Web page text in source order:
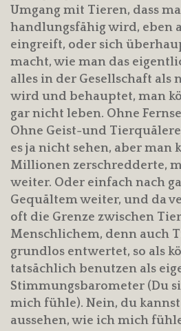
Umgang mit Tieren, dass
handlungsfähig wird, eben
eingreift, oder sich
macht, wie man das
alles in der Gesellschaft als
wird und behauptet, man
gar nicht leben. Ohne
Ohne Geist-und
es ja nicht sehen, aber man
Millionen zerschredderte,
weiter. Oder einfach nach
Gequältem weiter, und da
oft die Grenze zwischen
Menschlichem, denn auch
grundlos entwertet, so als
tatsächlich benutzen als
Stimmungsbarometer (Du
mich fühle). Nein, du
aussehen, wie ich mich